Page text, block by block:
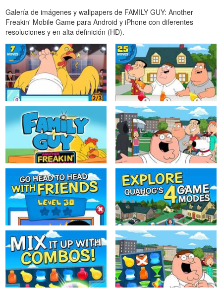
Galería de imágenes y wallpapers de FAMILY GUY: Another
Freakin' Mobile Game para Android y iPhone con diferentes
resoluciones y en alta definición (HD).